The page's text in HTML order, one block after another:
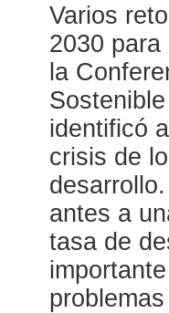
Varios
2030
la
identificó
crisis de
antes a
tasa de